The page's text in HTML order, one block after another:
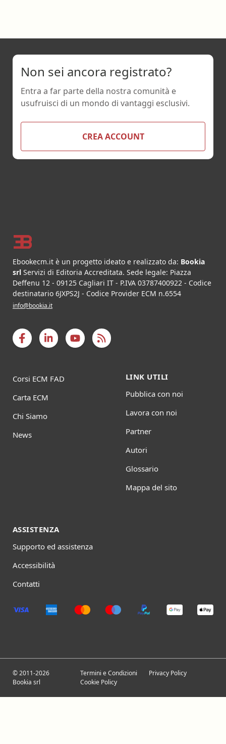
Non sei ancora registrato?
Entra a far parte della nostra comunità e
usufruisci di un mondo di vantaggi esclusivi.
CREA ACCOUNT
Ebookecm.it è un progetto ideato e realizzato da: Bookia
srl Servizi di Editoria Accreditata. Sede legale: Piazza
Deffenu 12 - 09125 Cagliari IT - P.IVA 03787400922 - Codice
destinatario 6JXPS2J - Codice Provider ECM n.6554
info@bookia.it
Corsi ECM FAD
Carta ECM
Chi Siamo
News
LINK UTILI
Pubblica con noi
Lavora con noi
Partner
Autori
Glossario
Mappa del sito
ASSISTENZA
Supporto ed assistenza
Accessibilità
Contatti
© 2011-2026
Bookia srl
Termini e Condizioni
Privacy Policy
Cookie Policy